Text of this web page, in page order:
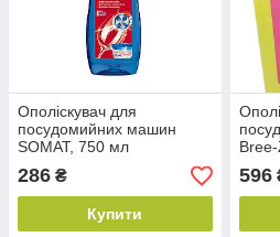
Ополіскувач для
посудомийних машин
SOMAT, 750 мл
286 ₴
Купити
596